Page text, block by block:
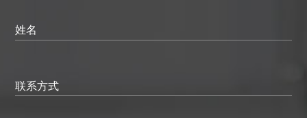
姓名
联系方式